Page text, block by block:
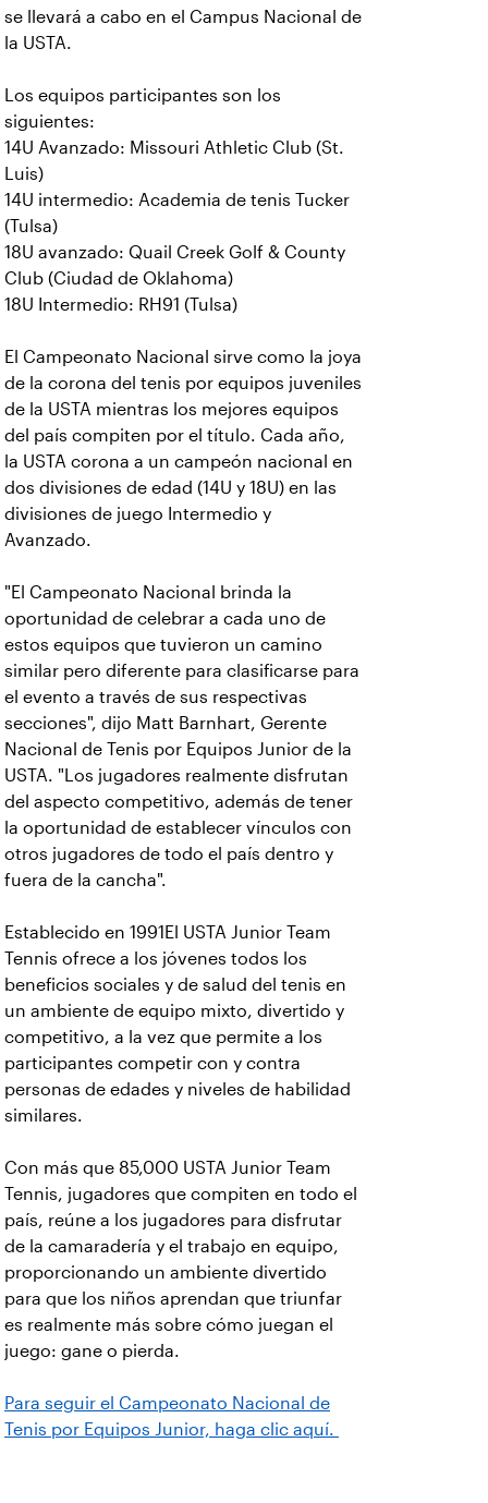
se llevará a cabo en el Campus Nacional de
la USTA.
Los equipos participantes son los
siguientes:
14U Avanzado: Missouri Athletic Club (St.
Luis)
14U intermedio: Academia de tenis Tucker
(Tulsa)
18U avanzado: Quail Creek Golf & County
Club (Ciudad de Oklahoma)
18U Intermedio: RH91 (Tulsa)
El Campeonato Nacional sirve como la joya
de la corona del tenis por equipos juveniles
de la USTA mientras los mejores equipos
del país compiten por el título. Cada año,
la USTA corona a un campeón nacional en
dos divisiones de edad (14U y 18U) en las
divisiones de juego Intermedio y
Avanzado.
"El Campeonato Nacional brinda la
oportunidad de celebrar a cada uno de
estos equipos que tuvieron un camino
similar pero diferente para clasificarse para
el evento a través de sus respectivas
secciones", dijo Matt Barnhart, Gerente
Nacional de Tenis por Equipos Junior de la
USTA. "Los jugadores realmente disfrutan
del aspecto competitivo, además de tener
la oportunidad de establecer vínculos con
otros jugadores de todo el país dentro y
fuera de la cancha".
Establecido en 1991El USTA Junior Team
Tennis ofrece a los jóvenes todos los
beneficios sociales y de salud del tenis en
un ambiente de equipo mixto, divertido y
competitivo, a la vez que permite a los
participantes competir con y contra
personas de edades y niveles de habilidad
similares.
Con más que 85,000 USTA Junior Team
Tennis, jugadores que compiten en todo el
país, reúne a los jugadores para disfrutar
de la camaradería y el trabajo en equipo,
proporcionando un ambiente divertido
para que los niños aprendan que triunfar
es realmente más sobre cómo juegan el
juego: gane o pierda.
Para seguir el Campeonato Nacional de
Tenis por Equipos Junior, haga clic aquí.